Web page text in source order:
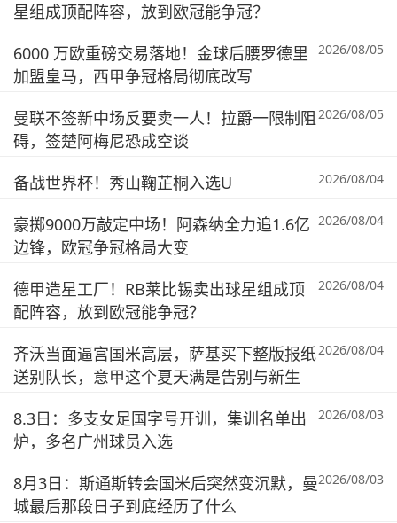
星组成顶配阵容，放到欧冠能争冠？
6000 万欧重磅交易落地！金球后腰罗德里
加盟皇马，西甲争冠格局彻底改写
2026/08/05
曼联不签新中场反要卖一人！拉爵一限制阻
碍，签楚阿梅尼恐成空谈
2026/08/05
备战世界杯！秀山鞠芷桐入选U 2026/08/04
豪掷9000万敲定中场！阿森纳全力追1.6亿
边锋，欧冠争冠格局大变
2026/08/04
德甲造星工厂！RB莱比锡卖出球星组成顶
配阵容，放到欧冠能争冠？
2026/08/04
齐沃当面逼宫国米高层，萨基买下整版报纸
送别队长，意甲这个夏天满是告别与新生
2026/08/04
8.3日：多支女足国字号开训，集训名单出
炉，多名广州球员入选
2026/08/03
8月3日：斯通斯转会国米后突然变沉默，曼
城最后那段日子到底经历了什么
2026/08/03